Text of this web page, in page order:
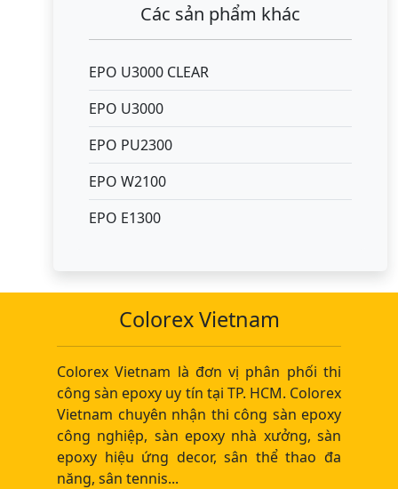
Các sản phẩm khác
EPO U3000 CLEAR
EPO U3000
EPO PU2300
EPO W2100
EPO E1300
Colorex Vietnam
Colorex Vietnam là đơn vị phân phối thi
công sàn epoxy uy tín tại TP. HCM. Colorex
Vietnam chuyên nhận thi công sàn epoxy
công nghiệp, sàn epoxy nhà xưởng, sàn
epoxy hiệu ứng decor, sân thể thao đa
năng, sân tennis...